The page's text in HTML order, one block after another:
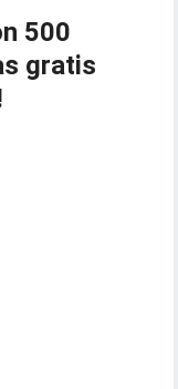
500
gratis